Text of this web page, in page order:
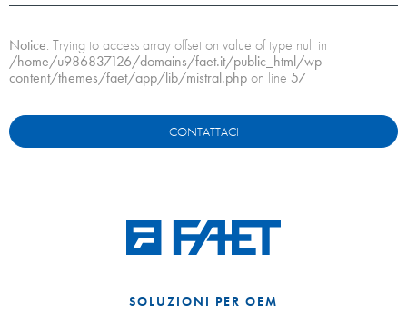
Notice: Trying to access array offset on value of type null in
/home/u986837126/domains/faet.it/public_html/wp-
content/themes/faet/app/lib/mistral.phpon line 57
CONTATTACI
SOLUZIONI PER OEM